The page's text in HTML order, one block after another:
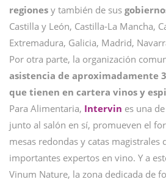
regiones y también de sus
Castilla y León, Castilla-La Mancha,
Extremadura, Galicia, Madrid,
Por otra parte, la organización
asistencia de aproximadamente
que tienen en cartera vinos y
Para Alimentaria, Intervin es una
junto al salón en sí, promueven el
mesas redondas y catas magistrales
importantes expertos en vino. Y a
Vinum Nature, la zona dedicada de